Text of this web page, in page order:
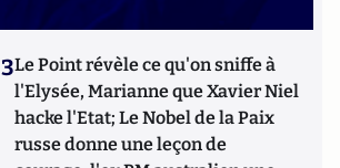
3Le Point révèle ce qu'on sniffe à
l'Elysée, Marianne que Xavier Niel
hacke l'Etat; Le Nobel de la Paix
russe donne une leçon de